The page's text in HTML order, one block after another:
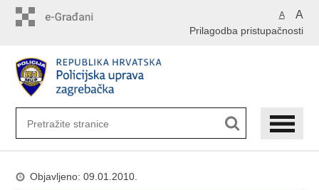
A A
Prilagodba pristupačnosti
Objavljeno: 09.01.2010.